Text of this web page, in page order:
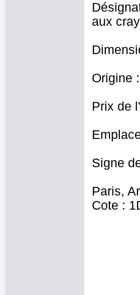
aux
Origine
Prix de
Signe
Paris,
Cote :